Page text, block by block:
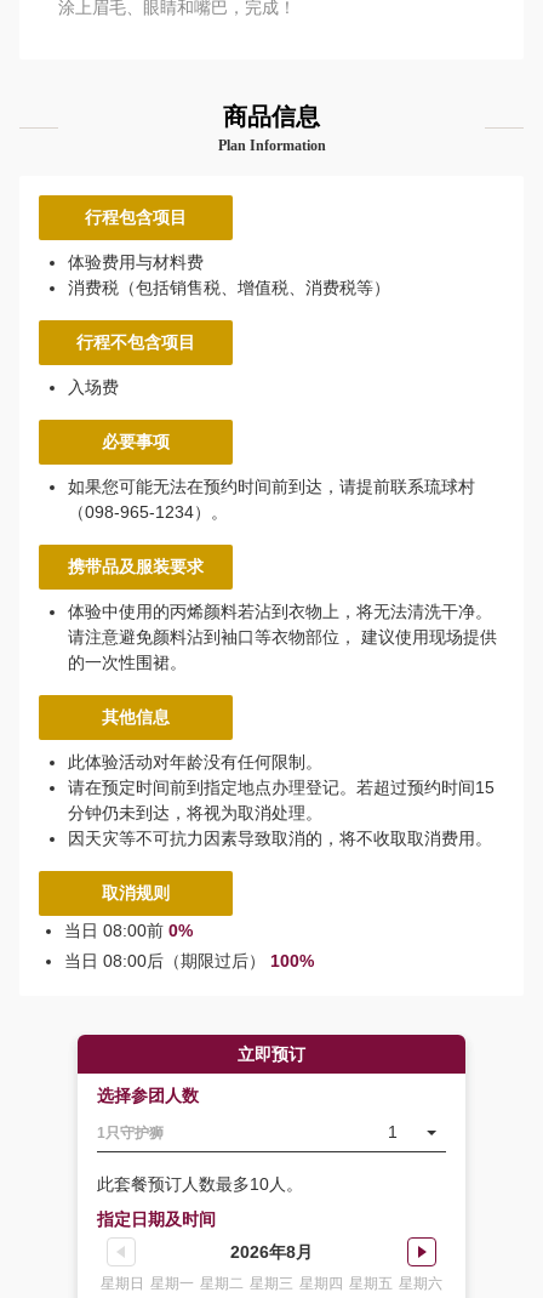
涂上眉毛、眼睛和嘴巴，完成！
商品信息
Plan Information
行程包含项目
体验费用与材料费
消费税（包括销售税、增值税、消费税等）
行程不包含项目
入场费
必要事项
如果您可能无法在预约时间前到达，请提前联系琉球村
（098-965-1234）。
携带品及服装要求
体验中使用的丙烯颜料若沾到衣物上，将无法清洗干净。
请注意避免颜料沾到袖口等衣物部位， 建议使用现场提供
的一次性围裙。
其他信息
此体验活动对年龄没有任何限制。
请在预定时间前到指定地点办理登记。若超过预约时间15
分钟仍未到达，将视为取消处理。
因天灾等不可抗力因素导致取消的，将不收取取消费用。
取消规则
当日 08:00前 0%
当日 08:00后（期限过后）
100%
立即预订
选择参团人数
1只守护狮 1
此套餐预订人数最多10人。
指定日期及时间
2026年8月
星期日 星期一 星期二 星期三 星期四 星期五 星期六